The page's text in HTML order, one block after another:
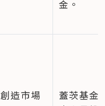
金。
創造市場
蓋茨基金